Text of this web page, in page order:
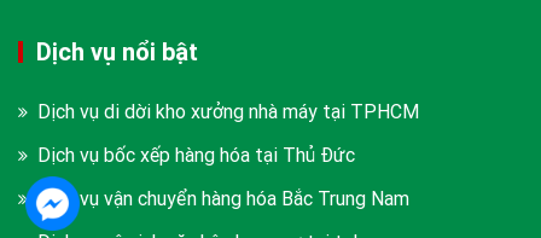
Dịch vụ nổi bật
Dịch vụ di dời kho xưởng nhà máy tại TPHCM
Dịch vụ bốc xếp hàng hóa tại Thủ Đức
Dịch vụ vận chuyển hàng hóa Bắc Trung Nam